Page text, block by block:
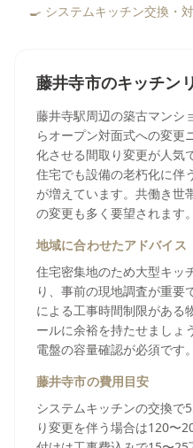
🍳 システムキッチン交換・
藤井寺市のキッチン
藤井寺駅周辺の築古マンシ
らオープン対面式への変更
化させる間取り変更が人気
住宅でも設備の老朽化に伴
が増えています。共働き世
の変更も多く要望されます。
地域に合わせたアドバイス
住宅密集地のため大型キッ
り、事前の現地調査が重要
による工事時間制限がある
ールに余裕を持たせましょ
電盤の容量確認が必須です。
藤井寺市の費用目安
システムキッチンの交換で
り変更を伴う場合は120〜